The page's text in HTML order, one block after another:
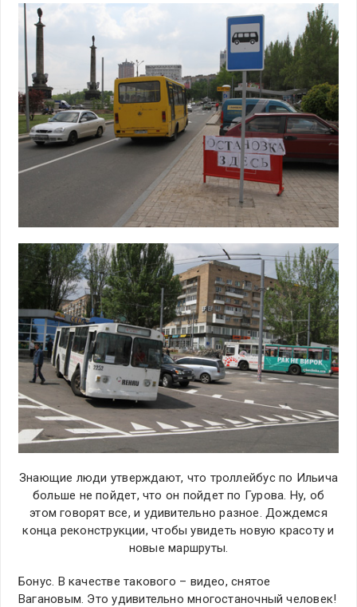
Знающие люди утверждают, что троллейбус по Ильича
больше не пойдет, что он пойдет по Гурова. Ну, об
этом говорят все, и удивительно разное. Дождемся
конца реконструкции, чтобы увидеть новую красоту и
новые маршруты.
Бонус. В качестве такового – видео, снятое
Вагановым. Это удивительно многостаночный человек!